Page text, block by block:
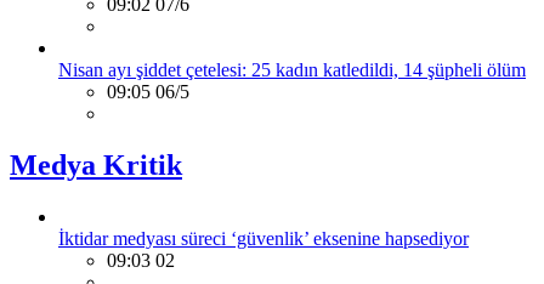
Nisan ayı şiddet çetelesi: 25 kadın katledildi, 14 şüpheli ölüm
09:05 06/5
Medya Kritik
İktidar medyası süreci ‘güvenlik’ eksenine hapsediyor
09:03 02